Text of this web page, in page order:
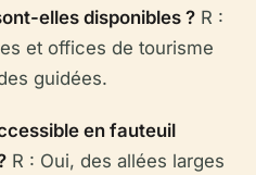
elles disponibles ? R :
et offices de tourisme
guidées.
en fauteuil
R : Oui, des allées larges